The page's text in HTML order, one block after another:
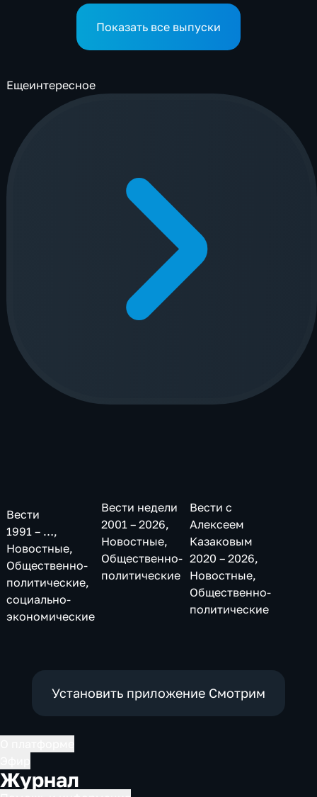
Показать все выпуски
Ещеинтересное
Вести
1991 – …,
Новостные,
Общественно-
политические,
социально-
экономические
Вести недели
2001 – 2026,
Новостные,
Общественно-
политические
Вести с
Алексеем
Казаковым
2020 – 2026,
Новостные,
Общественно-
политические
Установить приложение Смотрим
Журнал